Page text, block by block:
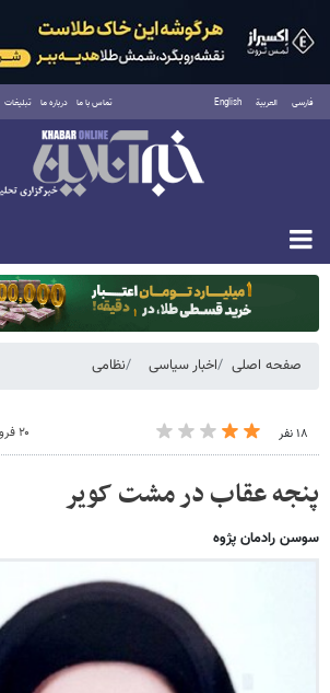
فارسی العربية English تماس با ما درباره ما تبلیغات
دوشنبه ۱۹ مرداد ۱۴۰۵
صفحه اصلی اخبار سیاسی نظامی
۱۸ نفر ۲۰ فروردین ۱۴۰۵ - ۰۹:۳۳
پنجه عقاب در مشت کویر
سوسن رادمان پژوه